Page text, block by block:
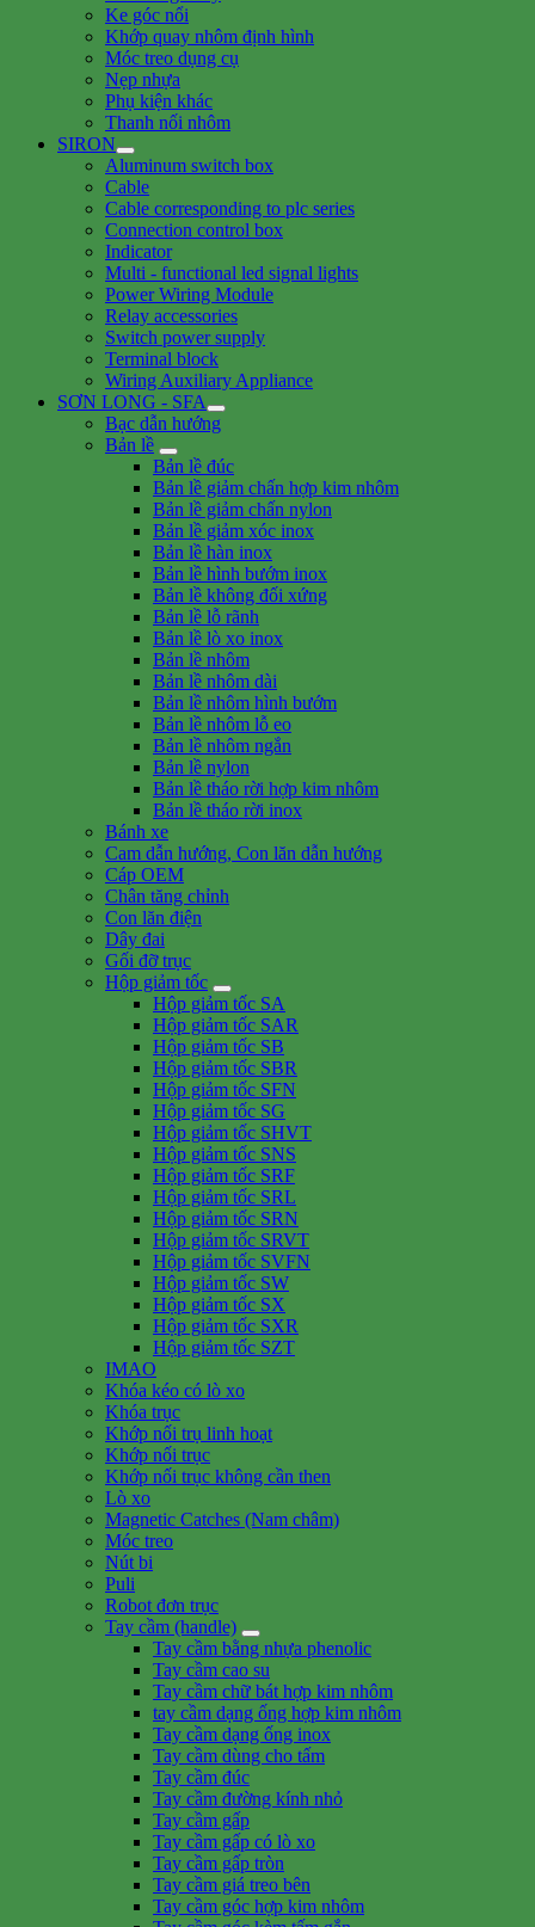
Ke góc nổi
Khớp quay nhôm định hình
Móc treo dụng cụ
Nẹp nhựa
Phụ kiện khác
Thanh nối nhôm
SIRON
Aluminum switch box
Cable
Cable corresponding to plc series
Connection control box
Indicator
Multi - functional led signal lights
Power Wiring Module
Relay accessories
Switch power supply
Terminal block
Wiring Auxiliary Appliance
SƠN LONG - SFA
Bạc dẫn hướng
Bản lề
Bản lề đúc
Bản lề giảm chấn hợp kim nhôm
Bản lề giảm chấn nylon
Bản lề giảm xóc inox
Bản lề hàn inox
Bản lề hình bướm inox
Bản lề không đối xứng
Bản lề lỗ rãnh
Bản lề lò xo inox
Bản lề nhôm
Bản lề nhôm dài
Bản lề nhôm hình bướm
Bản lề nhôm lỗ eo
Bản lề nhôm ngắn
Bản lề nylon
Bản lề tháo rời hợp kim nhôm
Bản lề tháo rời inox
Bánh xe
Cam dẫn hướng, Con lăn dẫn hướng
Cáp OEM
Chân tăng chỉnh
Con lăn điện
Dây đai
Gối đỡ trục
Hộp giảm tốc
Hộp giảm tốc SA
Hộp giảm tốc SAR
Hộp giảm tốc SB
Hộp giảm tốc SBR
Hộp giảm tốc SFN
Hộp giảm tốc SG
Hộp giảm tốc SHVT
Hộp giảm tốc SNS
Hộp giảm tốc SRF
Hộp giảm tốc SRL
Hộp giảm tốc SRN
Hộp giảm tốc SRVT
Hộp giảm tốc SVFN
Hộp giảm tốc SW
Hộp giảm tốc SX
Hộp giảm tốc SXR
Hộp giảm tốc SZT
IMAO
Khóa kéo có lò xo
Khóa trục
Khớp nối trụ linh hoạt
Khớp nối trục
Khớp nối trục không cần then
Lò xo
Magnetic Catches (Nam châm)
Móc treo
Nút bi
Puli
Robot đơn trục
Tay cầm (handle)
Tay cầm bằng nhựa phenolic
Tay cầm cao su
Tay cầm chữ bát hợp kim nhôm
tay cầm dạng ống hợp kim nhôm
Tay cầm dạng ống inox
Tay cầm dùng cho tấm
Tay cầm đúc
Tay cầm đường kính nhỏ
Tay cầm gấp
Tay cầm gấp có lò xo
Tay cầm gấp tròn
Tay cầm giá treo bên
Tay cầm góc hợp kim nhôm